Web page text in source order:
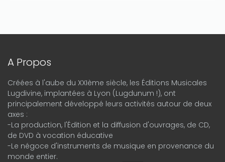
A Propos
Créées à l'aube du XXIème siècle, les Éditions Musicales
Lugdivine, implantées à Lyon (Lugdunum !), ont
principalement développé leurs activités autour de deux
axes :
-La production, l'Édition et la diffusion d'ouvrages, de CD,
de DVD à vocation éducative
-Le négoce d'instruments de musique en provenance du
monde entier.